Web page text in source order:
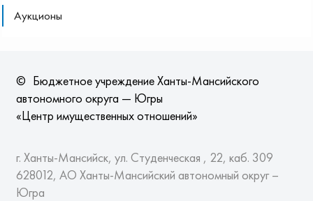
Аукционы
© Бюджетное учреждение Ханты-Мансийского
автономного округа — Югры
«Центр имущественных отношений»
г. Ханты-Мансийск, ул. Студенческая , 22, каб. 309
628012, АО Ханты-Мансийский автономный округ –
Югра